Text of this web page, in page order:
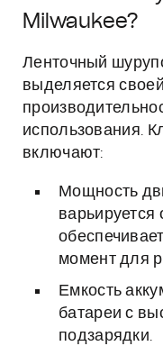
Milwaukee?
Ленточный
выделяется
использования.
включают:
Мощность
варьируется
момент для
Емкость
батареи с
подзарядки.